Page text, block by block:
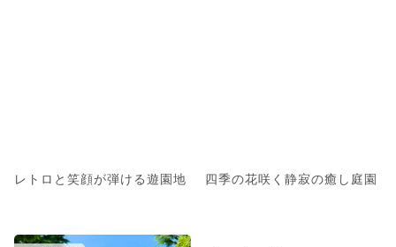
レトロと笑顔が弾ける遊園地 四季の花咲く静寂の癒し庭園